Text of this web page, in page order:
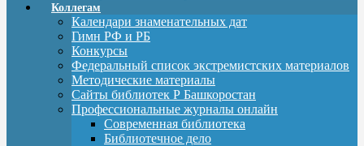
Коллегам
Календари знаменательных дат
Гимн РФ и РБ
Конкурсы
Федеральный список экстремистских материалов
Методические материалы
Сайты библиотек Р Башкоростан
Профессиональные журналы онлайн
Современная библиотека
Библиотечное дело